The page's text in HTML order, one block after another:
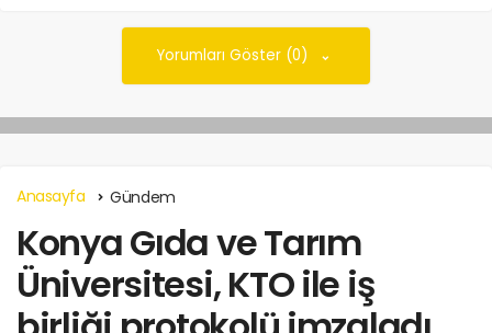
Yorumları Göster (0)
Anasayfa Gündem
Konya Gıda ve Tarım
Üniversitesi, KTO ile iş